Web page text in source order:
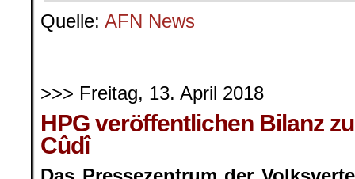
Quelle: AFN News
>>> Freitag, 13. April 2018
HPG veröffentlichen Bilanz
Cûdî